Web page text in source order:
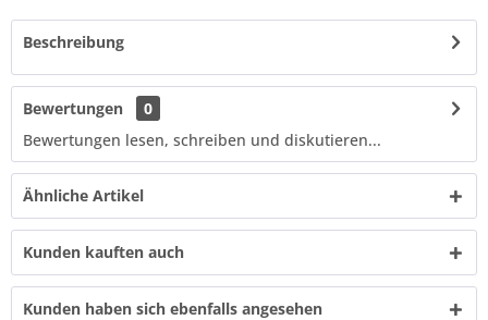
Beschreibung
Bewertungen
0
Bewertungen lesen, schreiben und diskutieren...
Ähnliche Artikel
Kunden kauften auch
Kunden haben sich ebenfalls angesehen